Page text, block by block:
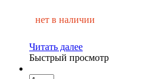
нет в наличии
Читать далее
Быстрый просмотр